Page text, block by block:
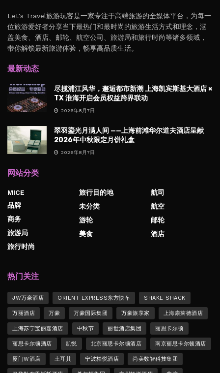
Let's Travel旅游玩客是一家专注于高端旅游的全媒体平台，为每一
位旅游爱好者分享当下最热门和最时尚的旅游生活方式和理念，涵
盖美食、酒店、邮轮、航空公司、旅游局和旅行时尚等诸多领域，
带你解锁最新旅游体验，畅享高品质生活。
最新动态
尽揽浦江风华，邂逅都市新潮 上海凯宾斯基大酒店 ×
TX 淮海开启会员权益跨界联动
2026年8月7日
翠羽鎏光月满人间 ——上海前滩华尔道夫酒店呈献
2026年中秋限定月饼礼盒
2026年8月7日
网站分类
MICE
品牌
商务
旅游局
旅行时尚
旅行目的地
未分类
游轮
美食
航司
航空
邮轮
酒店
热门关注
JW万豪酒店 ORIENT EXPRESS东方快车 SHAKE SHACK
万丽酒店 万豪 万豪国际集团 万豪旅享家 上海康莱德酒店
上海苏宁宝丽嘉酒店 中秋节 丽世酒店集团 丽思卡尔顿
丽思卡尔顿酒店 凯悦 北京丽思卡尔顿酒店 南京丽思卡尔顿酒店
厦门W酒店 土耳其 宁波柏悦酒店 尚美数智科技集团